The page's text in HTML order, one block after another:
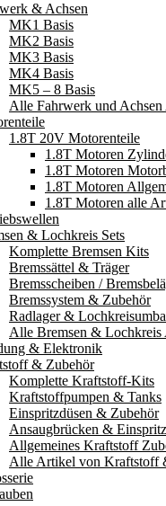
& Achsen
MK1 Basis
MK2 Basis
MK3 Basis
MK4 Basis
MK5 – 8 Basis
Alle Fahrwerk und
1.8T 20V Motorenteile
1.8T Motoren
1.8T Motoren
1.8T Motoren
1.8T Motoren alle
& Lochkreis Sets
Komplette Bremsen Kits
Bremssättel & Träger
Bremsscheiben /
Bremssystem & Zubehör
Radlager &
Alle Bremsen & Lochkreis
& Elektronik
& Zubehör
Komplette Kraftstoff-Kits
Kraftstoffpumpen & Tanks
Einspritzdüsen & Zubehör
Ansaugbrücken &
Allgemeines Kraftstoff
Alle Artikel von Kraftstoff